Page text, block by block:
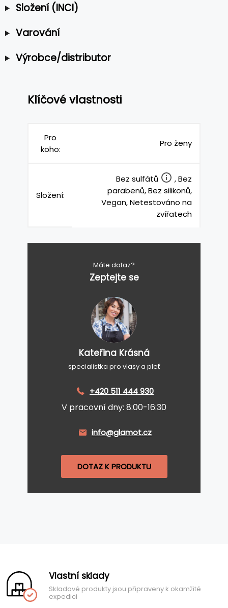
Složení (INCI)
Varování
Výrobce/distributor
Klíčové vlastnosti
Pro
koho:
Pro ženy
Složení:
Bez sulfátů
, Bez
parabenů, Bez silikonů,
Vegan, Netestováno na
zvířatech
Máte dotaz?
Zeptejte se
Kateřina Krásná
specialistka pro vlasy a pleť
+420 511 444 930
V pracovní dny: 8:00-16:30
info@glamot.cz
DOTAZ K PRODUKTU
Vlastní sklady
Skladové produkty jsou připraveny k okamžité
expedici